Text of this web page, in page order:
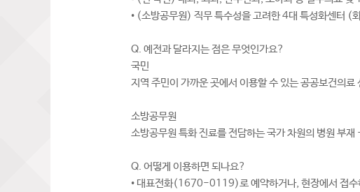
• (소방공무원) 직무 특수성을 고려한 4대 특성화센터 (
Q. 예전과 달라지는 점은 무엇인가요?
국민
지역 주민이 가까운 곳에서 이용할 수 있는 공공보건의
소방공무원
소방공무원 특화 진료를 전담하는 국가 차원의 병원 부
Q. 어떻게 이용하면 되나요?
• 대표전화(1670-0119)로 예약하거나, 현장에서 접수